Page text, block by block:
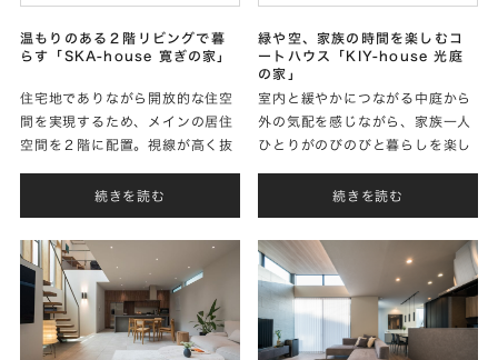
温もりのある２階リビングで暮
らす「SKA-house 寛ぎの家」
住宅地でありながら開放的な住空
間を実現するため、メインの居住
空間を２階に配置。視線が高く抜
と流れる空を眺めながら、家族が
まに家づくりのお話をお聞きしま
した。
続きを読む
緑や空、家族の時間を楽しむコ
ートハウス「KIY-house 光庭
の家」
室内と緩やかにつながる中庭から
外の気配を感じながら、家族一人
ひとりがのびのびと暮らしを楽し
家づくりのお話をお聞きしまし
続きを読む